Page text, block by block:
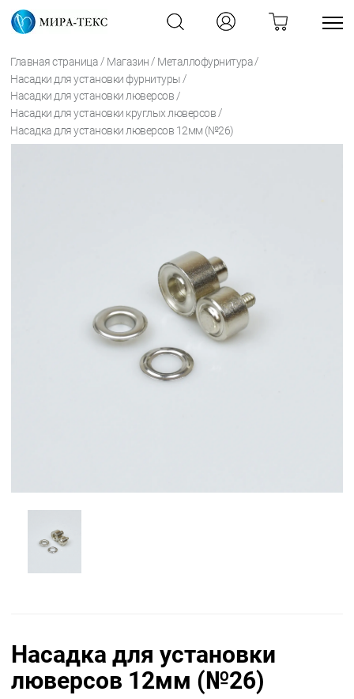
Главная страница / Магазин / Металлофурнитура /
Насадки для установки фурнитуры /
Насадки для установки люверсов /
Насадки для установки круглых люверсов/
Насадка для установки люверсов 12мм (№26)
Насадка для установки
люверсов 12мм (№26)